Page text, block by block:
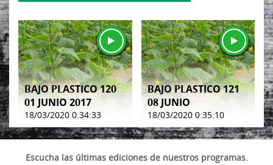
BAJO PLASTICO 120
01 JUNIO 2017
18/03/2020 0:34:33
BAJO PLASTICO 121
08 JUNIO
18/03/2020 0:35:10
Escucha las últimas ediciones de nuestros programas.